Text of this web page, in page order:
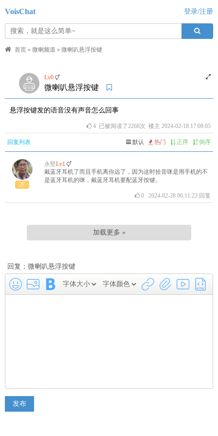
VoisChat 登录/注册
首页 » 微喇频道 » 微喇叭悬浮按键
Lv0
微喇叭悬浮按键
悬浮按键发的语音没有声音怎么回事
4 已被阅读了2268次 楼主 2024-02-18 17:08:05
回复列表 默认 热门 正序 倒序
2F
永堅Lv1
戴蓝牙耳机了而且手机离你远了，因为这时拾音咪是用手机的不
是蓝牙耳机的咪，戴蓝牙耳机要配蓝牙按键。
02024-02-28 06:11:23 回复
加载更多 »
回复：微喇叭悬浮按键
发布